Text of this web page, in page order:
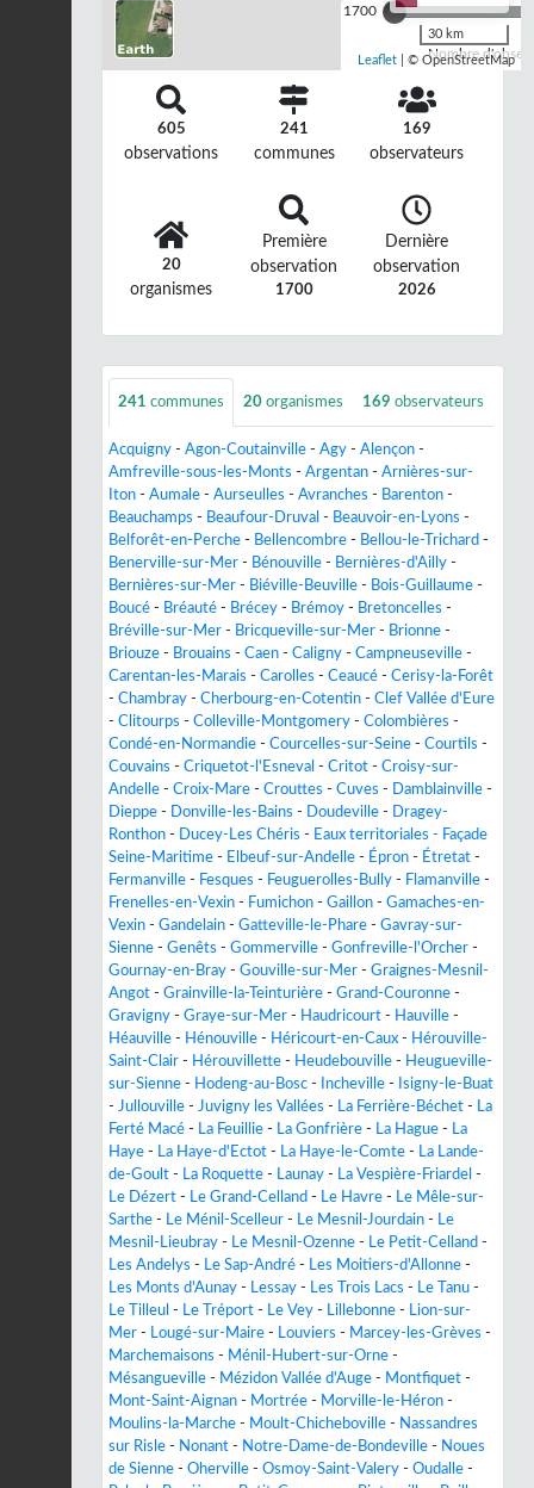
1700
Nombre
30 km
Leaflet | © OpenStreetMap
605
observations
241
communes
169
observateurs
20
organismes
Première
observation
1700
Dernière
observation
2026
241 communes 20 organismes 169 observateurs
Acquigny - Agon-Coutainville - Agy - Alençon -
Amfreville-sous-les-Monts - Argentan - Arnières-sur-
Iton - Aumale - Aurseulles - Avranches - Barenton -
Beauchamps - Beaufour-Druval - Beauvoir-en-Lyons -
Belforêt-en-Perche - Bellencombre - Bellou-le-Trichard -
Benerville-sur-Mer - Bénouville - Bernières-d'Ailly -
Bernières-sur-Mer - Biéville-Beuville - Bois-Guillaume -
Boucé - Bréauté - Brécey - Brémoy - Bretoncelles -
Bréville-sur-Mer - Bricqueville-sur-Mer - Brionne -
Briouze - Brouains - Caen - Caligny - Campneuseville -
Carentan-les-Marais - Carolles - Ceaucé - Cerisy-la-Forêt
- Chambray - Cherbourg-en-Cotentin - Clef Vallée d'Eure
- Clitourps - Colleville-Montgomery - Colombières -
Condé-en-Normandie - Courcelles-sur-Seine - Courtils -
Couvains - Criquetot-l'Esneval - Critot - Croisy-sur-
Andelle - Croix-Mare - Crouttes - Cuves - Damblainville -
Dieppe - Donville-les-Bains - Doudeville -
Dragey-
Ronthon - Ducey-Les Chéris - Eaux territoriales - Façade
Seine-Maritime - Elbeuf-sur-Andelle - Épron - Étretat -
Fermanville - Fesques - Feuguerolles-Bully - Flamanville -
Frenelles-en-Vexin - Fumichon - Gaillon - Gamaches-en-
Vexin - Gandelain - Gatteville-le-Phare - Gavray-sur-
Sienne - Genêts - Gommerville - Gonfreville-l'Orcher -
Gournay-en-Bray - Gouville-sur-Mer - Graignes-Mesnil-
Angot - Grainville-la-Teinturière - Grand-Couronne -
Gravigny - Graye-sur-Mer - Haudricourt - Hauville -
Héauville - Hénouville - Héricourt-en-Caux - Hérouville-
Saint-Clair - Hérouvillette - Heudebouville - Heugueville-
sur-Sienne - Hodeng-au-Bosc - Incheville -
Isigny-le-Buat
- Jullouville - Juvigny les Vallées - La Ferrière-Béchet - La
Ferté Macé - La Feuillie - La Gonfrière - La Hague - La
Haye - La Haye-d'Ectot - La Haye-le-Comte - La Lande-
de-Goult - La Roquette - Launay - La Vespière-Friardel -
Le Dézert - Le Grand-Celland - Le Havre - Le Mêle-sur-
Sarthe - Le Ménil-Scelleur - Le Mesnil-Jourdain - Le
Mesnil-Lieubray - Le Mesnil-Ozenne - Le Petit-Celland -
Les Andelys - Le Sap-André - Les Moitiers-d'Allonne -
Les Monts d'Aunay - Lessay - Les Trois Lacs - Le Tanu -
Le Tilleul - Le Tréport - Le Vey - Lillebonne - Lion-sur-
Mer - Lougé-sur-Maire - Louviers - Marcey-les-Grèves -
Marchemaisons - Ménil-Hubert-sur-Orne -
Mésangueville - Mézidon Vallée d'Auge - Montfiquet -
Mont-Saint-Aignan - Mortrée - Morville-le-Héron -
Moulins-la-Marche - Moult-Chicheboville - Nassandres
sur Risle - Nonant - Notre-Dame-de-Bondeville - Noues
de Sienne - Oherville - Osmoy-Saint-Valery - Oudalle -